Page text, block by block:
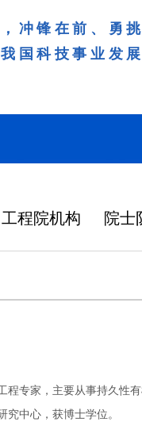
冲锋在前、勇
国科技事业发
工程院机构 院士
专家，主要从事持久性有
究中心，获博士学位。